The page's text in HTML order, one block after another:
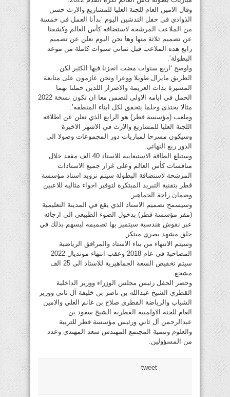
وقال الامين العام للجنة العليا للمشاريع والارث حسن
الذوادي في حفل التدشين اليوم ‘بدأنا العمل في خمسة
من الملاعب المرشحة لاستضافة كأس العالم وكشفنا
عن تصميم ثلاثة منها وها نحن اليوم نعلن عن تصميم
رابع هذه الملاعب قبل ثماني سنوات كاملة من موعد
البطولة’.
واوضح ‘اربع سنوات مضت انجزنا فيها الكثير لكن
الطريق مايزال طويلا ووعرا ونحن عازمون على متابعة
المسيرة بذات العزيمة والاصرار اللذين حملنا بهما
الحمل في ايامه الاولى لنضمن معا ان تكون نسخة 2022
مثالا يحتذى وحلما يتحقق لكل ابناء المنطقة’.
وملعب (مؤسسة قطر) هو الرابع الذي تعلن عن اطلاقه
اللجنة العليا للمشاريع والارث في الاشهر الاخيرة
وسيكون مسرحا لمباريات دور المجموعات وصولا الى
الدور ربع النهائي.
وستبلغ الطاقة الاستيعابية للاستاد 40 الف مقعد خلال
منافسات كأس العالم وعلى غرار جميع الاستادات
المرشحة لاستضافة البطولة سيتم تزويد استاد مؤسسة
قطر بتقنية التبريد المبتكرة لتوفير اجواء مثالية للاعبين
وضمان راحة الجماهير.
وسيسمح تصميم الاستاد الذي يقع في المدينة التعليمية
(مقر مؤسسة قطر) بدخول الضوء الطبيعي الى ارجائه
عبر نقوش هندسية سيتميز بها تصميمه ليسهم بذلك في
خلق مشهد بصري مبتكر.
وسيتم الانتهاء من بناء الاستاد والمرافق الرياضية
المصاحبة في عام 2018 وعقب انتهاء مونديال 2022
سيتم تخفيض السعة الجماهيرية للاستاد الى 25 الف
مشجع.
وحضر الحفل رئيس مجلس الوزراء ووزير الداخلية
القطري الشيخ عبدالله بن ناصر بن خليفة آل ثاني ووزير
الشباب والرياضة القطري صلاح بن غانم العلي والامين
العام للجنة الاولمبية القطرية الشيخ سعود بن
عبدالرحمن آل ثاني ورئيس مؤسسة قطر للتربية
والعلوم وتنمية المجتمع المهندس سعد المهندي وعدد
من المسؤولين.
tweet